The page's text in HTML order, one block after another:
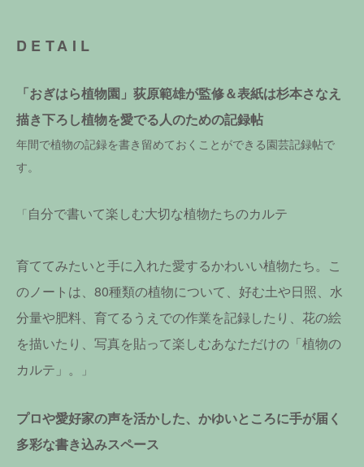
DETAIL
「おぎはら植物園」荻原範雄が監修＆表紙は杉本さなえ
描き下ろし植物を愛でる人のための記録帖
年間で植物の記録を書き留めておくことができる園芸記録帖で
す。
「自分で書いて楽しむ大切な植物たちのカルテ
育ててみたいと手に入れた愛するかわいい植物たち。こ
のノートは、80種類の植物について、好む土や日照、水
分量や肥料、育てるうえでの作業を記録したり、花の絵
を描いたり、写真を貼って楽しむあなただけの「植物の
カルテ」。
」
プロや愛好家の声を活かした、かゆいところに手が届く
多彩な書き込みスペース